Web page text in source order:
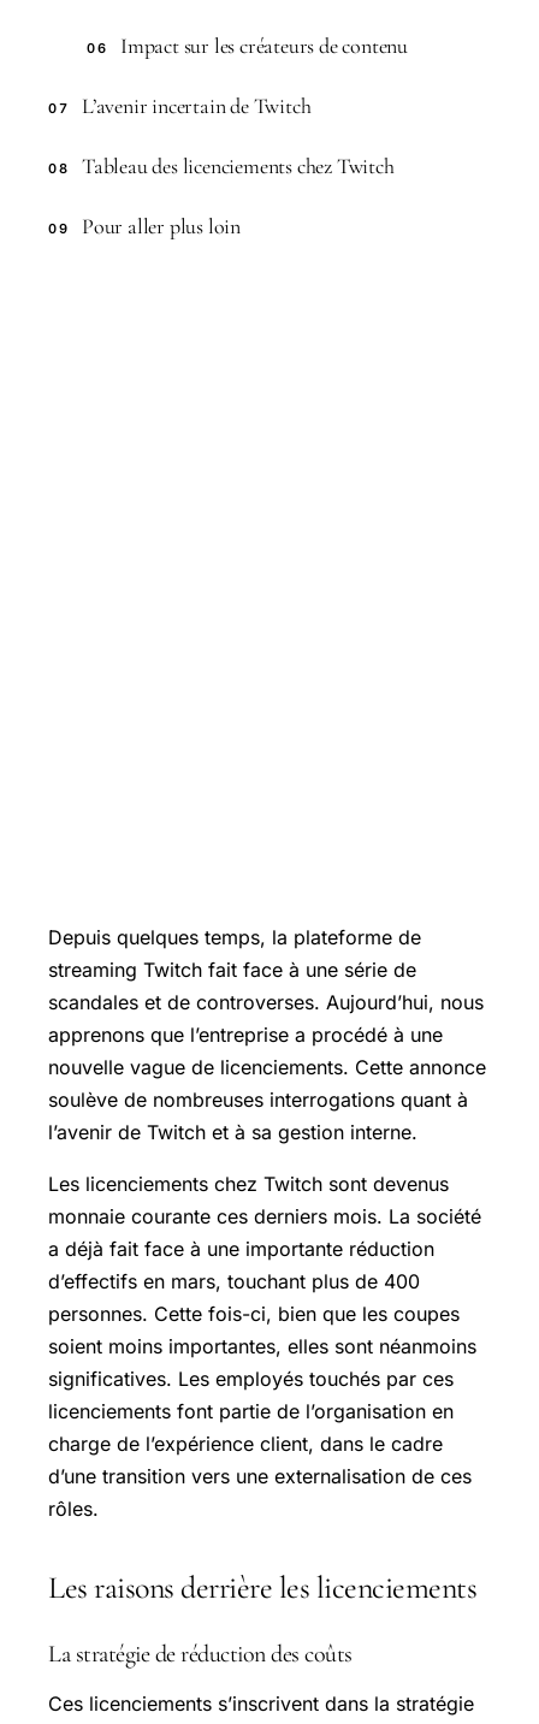
06 Impact sur les créateurs de contenu
07 L’avenir incertain de Twitch
08 Tableau des licenciements chez Twitch
09 Pour aller plus loin
Depuis quelques temps, la plateforme de
streaming Twitch fait face à une série de
scandales et de controverses. Aujourd’hui, nous
apprenons que l’entreprise a procédé à une
nouvelle vague de licenciements. Cette annonce
soulève de nombreuses interrogations quant à
l’avenir de Twitch et à sa gestion interne.
Les licenciements chez Twitch sont devenus
monnaie courante ces derniers mois. La société
a déjà fait face à une importante réduction
d’effectifs en mars, touchant plus de 400
personnes. Cette fois-ci, bien que les coupes
soient moins importantes, elles sont néanmoins
significatives. Les employés touchés par ces
licenciements font partie de l’organisation en
charge de l’expérience client, dans le cadre
d’une transition vers une externalisation de ces
rôles.
Les raisons derrière les licenciements
La stratégie de réduction des coûts
Ces licenciements s’inscrivent dans la stratégie